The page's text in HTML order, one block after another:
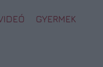
GYERMEK